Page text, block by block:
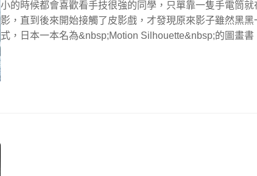
小的時候都會喜歡看手技很強的同學，只單靠一隻手電筒
影，直到後來開始接觸了皮影戲，才發現原來影子雖然黑
式，日本一本名為&nbsp;Motion Silhouette&nbsp;的圖畫書